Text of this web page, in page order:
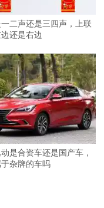
二声还是三四声，上联
还是右边
是合资车还是国产车，
杂牌的车吗